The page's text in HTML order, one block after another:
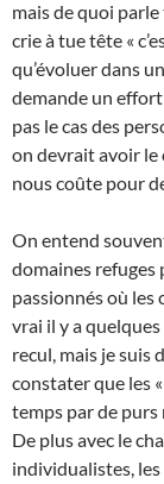
mais de quoi
crie à tue tête «
qu’évoluer dans
demande un effort
pas le cas des
on devrait avoir le
nous coûte pour
On entend
domaines refuges
passionnés où les
vrai il y a
recul, mais je suis
constater que les
temps par de purs
De plus avec le
individualistes,